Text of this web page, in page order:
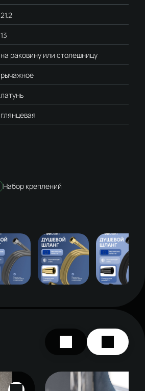
21.2
13
на раковину или столешницу
рычажное
латунь
глянцевая
Набор креплений